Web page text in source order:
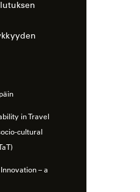
in Travel
cultural
– a